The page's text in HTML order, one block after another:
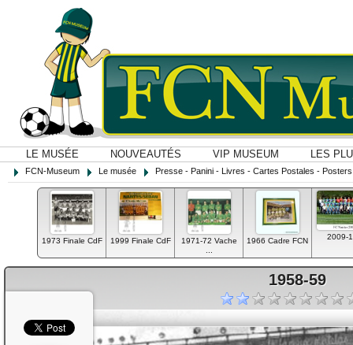
LE MUSÉE NOUVEAUTÉS VIP MUSEUM LES
FCN-Museum Le musée Presse - Panini - Livres - Cartes Postales -
1973 Finale CdF 1999 Finale CdF
1971-72 Vache
1966 Cadre FCN 2009-
1958-59